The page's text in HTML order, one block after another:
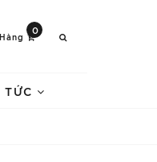
0
TỨC